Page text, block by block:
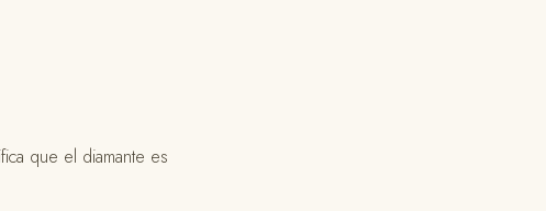
que el diamante es